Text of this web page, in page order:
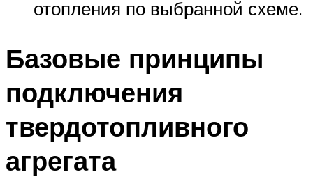
отопления по выбранной схеме.
Базовые принципы
подключения
твердотопливного
агрегата